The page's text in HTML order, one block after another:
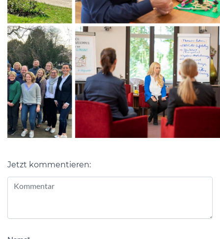
Jetzt kommentieren:
Alternative: